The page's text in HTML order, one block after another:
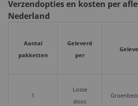
Verzendopties en kosten per
Nederland
Aantal
pakketten
Geleverd
per
1
Losse
doos